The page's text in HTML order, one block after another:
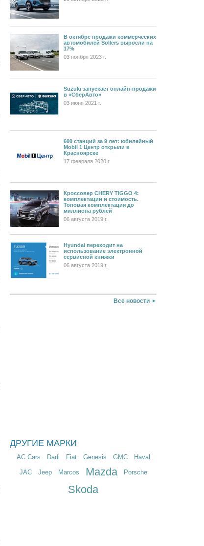
В октябре продажи коммерческих
автомобилей Sollers выросли на
17%
03 ноября 2023 г.
Suzuki запускает онлайн-продажи
в «СберАвто»
03 июня 2021 г.
600 станций за 9 лет: юбилейный
Mobil 1 Центр открыли в
Красноярске
17 февраля 2020 г.
Кроссовер CHERY TIGGO 4:
комплектации и стоимость.
Топовая комплектация до
миллиона рублей
06 августа 2019 г.
Hyundai переходит на
использование электронной
сервисной книжки
06 августа 2019 г.
Все новости
ДРУГИЕ МАРКИ
AC Cars Dadi Fiat Genesis GMC Haval
JAC Jeep Marcos Mazda Porsche
Skoda